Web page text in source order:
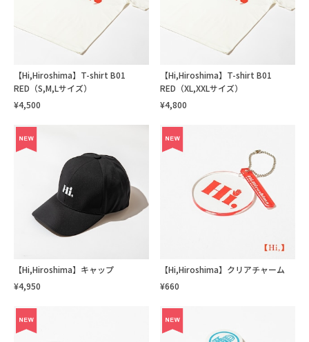
【Hi,Hiroshima】T-shirt B01
RED（S,M,Lサイズ）
¥4,500
【Hi,Hiroshima】T-shirt B01
RED（XL,XXLサイズ）
¥4,800
【Hi,Hiroshima】キャップ
¥4,950
【Hi,Hiroshima】クリアチャーム
¥660